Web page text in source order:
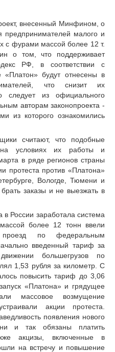
внесенный Минфином, о
предпринимателей малого и
с фурами массой более 12 т.
о том, что поддерживает
РФ, в соответствии с
«Платон» будут отнесены в
что снизит их
следует из официального
авторам законопроекта -
из которого ознакомились
считают, что подобные
на условиях их работы и
в ряде регионов страны
протеста против «Платона»
Вологде, Тюмени и
заказы и не выезжать в
России заработала система
более 12 тонн ввели
по федеральным
введенный тариф за
большегрузов по
1,53 рубля за километр. С
повысить тариф до 3,06
«Платона» и грядущее
массовое возмущение
акции протеста.
появления нового
и так обязаны платить
акцизы, включенные в
на встречу и повышение